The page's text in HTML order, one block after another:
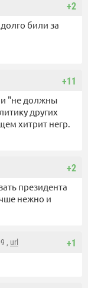
+2
били за
+11
и "не должны
других
хитрит негр.
+2
президента
нежно и
+1
, url